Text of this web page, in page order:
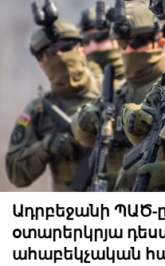
Ադրբեջանի ՊԱԾ-
օտարերկրյա
ահաբեկչական